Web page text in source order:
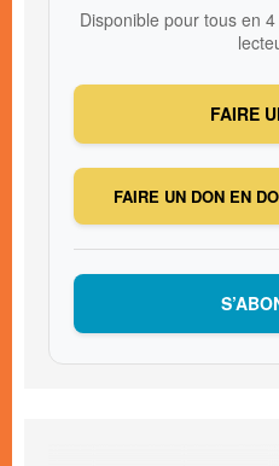
Disponible pour tous en
FAIRE
FAIRE UN DON EN